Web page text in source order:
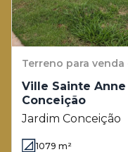
Terreno para venda
Ville Sainte
Conceição
Jardim Conceição
1079 m²